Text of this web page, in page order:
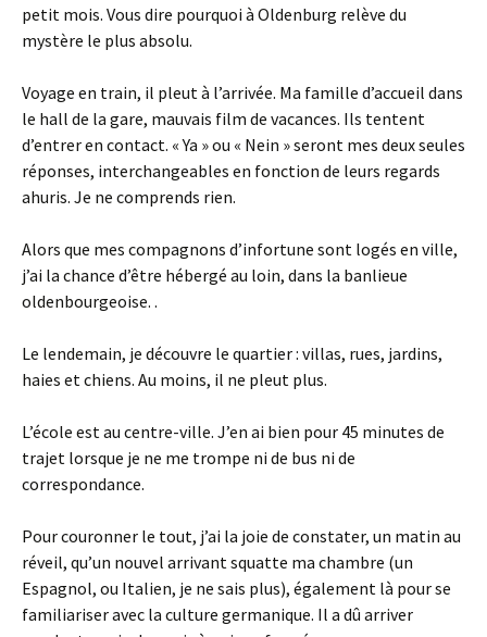
petit mois. Vous dire pourquoi à Oldenburg relève du
mystère le plus absolu.
Voyage en train, il pleut à l’arrivée. Ma famille d’accueil dans
le hall de la gare, mauvais film de vacances. Ils tentent
d’entrer en contact. « Ya » ou « Nein » seront mes deux seules
réponses, interchangeables en fonction de leurs regards
ahuris. Je ne comprends rien.
Alors que mes compagnons d’infortune sont logés en ville,
j’ai la chance d’être hébergé au loin, dans la banlieue
oldenbourgeoise. .
Le lendemain, je découvre le quartier : villas, rues, jardins,
haies et chiens. Au moins, il ne pleut plus.
L’école est au centre-ville. J’en ai bien pour 45 minutes de
trajet lorsque je ne me trompe ni de bus ni de
correspondance.
Pour couronner le tout, j’ai la joie de constater, un matin au
réveil, qu’un nouvel arrivant squatte ma chambre (un
Espagnol, ou Italien, je ne sais plus), également là pour se
familiariser avec la culture germanique. Il a dû arriver